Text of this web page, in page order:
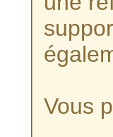
Vous